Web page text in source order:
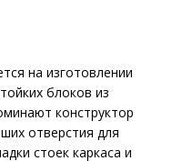
на изготовлении
блоков из
конструктор
отверстия для
стоек каркаса и